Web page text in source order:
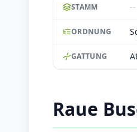
STAMM --
ORDNUNG
GATTUNG
Raue